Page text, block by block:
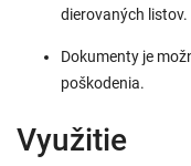
dierovaných listov.
Dokumenty je
poškodenia.
Využitie